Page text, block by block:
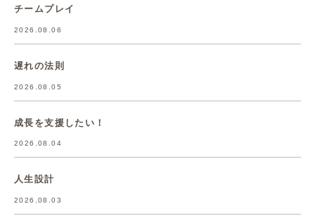
チームプレイ
2026.08.06
遅れの法則
2026.08.05
成長を支援したい！
2026.08.04
人生設計
2026.08.03